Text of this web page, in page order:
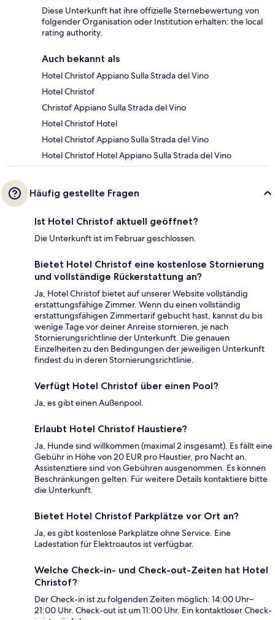
Diese Unterkunft hat ihre offizielle Sternebewertung von
folgender Organisation oder Institution erhalten: the local
rating authority.
Auch bekannt als
Hotel Christof Appiano Sulla Strada del Vino
Hotel Christof
Christof Appiano Sulla Strada del Vino
Hotel Christof Hotel
Hotel Christof Appiano Sulla Strada del Vino
Hotel Christof Hotel Appiano Sulla Strada del Vino
Häufig gestellte Fragen
Ist Hotel Christof aktuell geöffnet?
Die Unterkunft ist im Februar geschlossen.
Bietet Hotel Christof eine kostenlose Stornierung
und vollständige Rückerstattung an?
Ja, Hotel Christof bietet auf unserer Website vollständig
erstattungsfähige Zimmer. Wenn du einen vollständig
erstattungsfähigen Zimmertarif gebucht hast, kannst du bis
wenige Tage vor deiner Anreise stornieren, je nach
Stornierungsrichtlinie der Unterkunft. Die genauen
Einzelheiten zu den Bedingungen der jeweiligen Unterkunft
findest du in deren Stornierungsrichtlinie.
Verfügt Hotel Christof über einen Pool?
Ja, es gibt einen Außenpool.
Erlaubt Hotel Christof Haustiere?
Ja, Hunde sind willkommen (maximal 2 insgesamt). Es fällt eine
Gebühr in Höhe von 20 EUR pro Haustier, pro Nacht an.
Assistenztiere sind von Gebühren ausgenommen. Es können
Beschränkungen gelten. Für weitere Details kontaktiere bitte
die Unterkunft.
Bietet Hotel Christof Parkplätze vor Ort an?
Ja, es gibt kostenlose Parkplätze ohne Service. Eine
Ladestation für Elektroautos ist verfügbar.
Welche Check-in- und Check-out-Zeiten hat Hotel
Christof?
Der Check-in ist zu folgenden Zeiten möglich: 14:00 Uhr–
21:00 Uhr. Check-out ist um 11:00 Uhr. Ein kontaktloser Check-